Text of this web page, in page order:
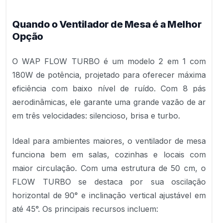
Quando o Ventilador de Mesa é a Melhor
Opção
O WAP FLOW TURBO é um modelo 2 em 1 com
180W de potência, projetado para oferecer máxima
eficiência com baixo nível de ruído. Com 8 pás
aerodinâmicas, ele garante uma grande vazão de ar
em três velocidades: silencioso, brisa e turbo.
Ideal para ambientes maiores, o ventilador de mesa
funciona bem em salas, cozinhas e locais com
maior circulação. Com uma estrutura de 50 cm, o
FLOW TURBO se destaca por sua oscilação
horizontal de 90° e inclinação vertical ajustável em
até 45°. Os principais recursos incluem: